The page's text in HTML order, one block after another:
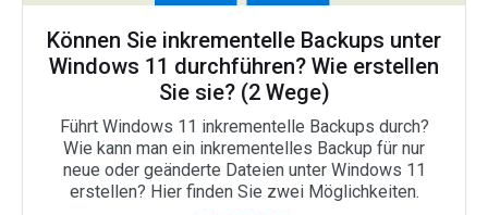
Können Sie inkrementelle Backups unter
Windows 11 durchführen? Wie erstellen
Sie sie? (2 Wege)
Führt Windows 11 inkrementelle Backups durch?
Wie kann man ein inkrementelles Backup für nur
neue oder geänderte Dateien unter Windows 11
erstellen? Hier finden Sie zwei Möglichkeiten.